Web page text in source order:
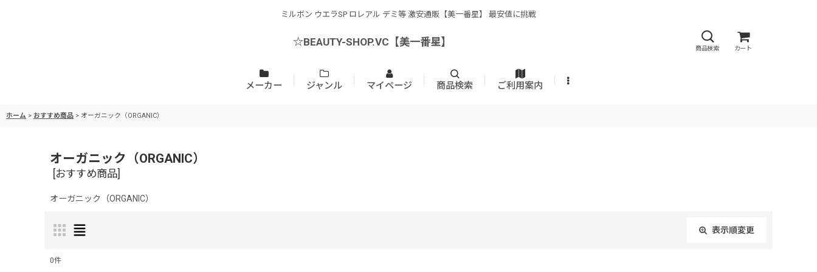
ミルボン ウエラSP ロレアル デミ等 激安通販【美一番星】 最安値に挑戦
☆BEAUTY-SHOP.VC【美一番星】
商品検索 カート
メーカー ジャンル マイページ 商品検索 ご利用案内
ホーム > おすすめ商品 > オーガニック（ORGANIC）
オーガニック（ORGANIC）
おすすめ商品
オーガニック（ORGANIC）
表示順変更
0件